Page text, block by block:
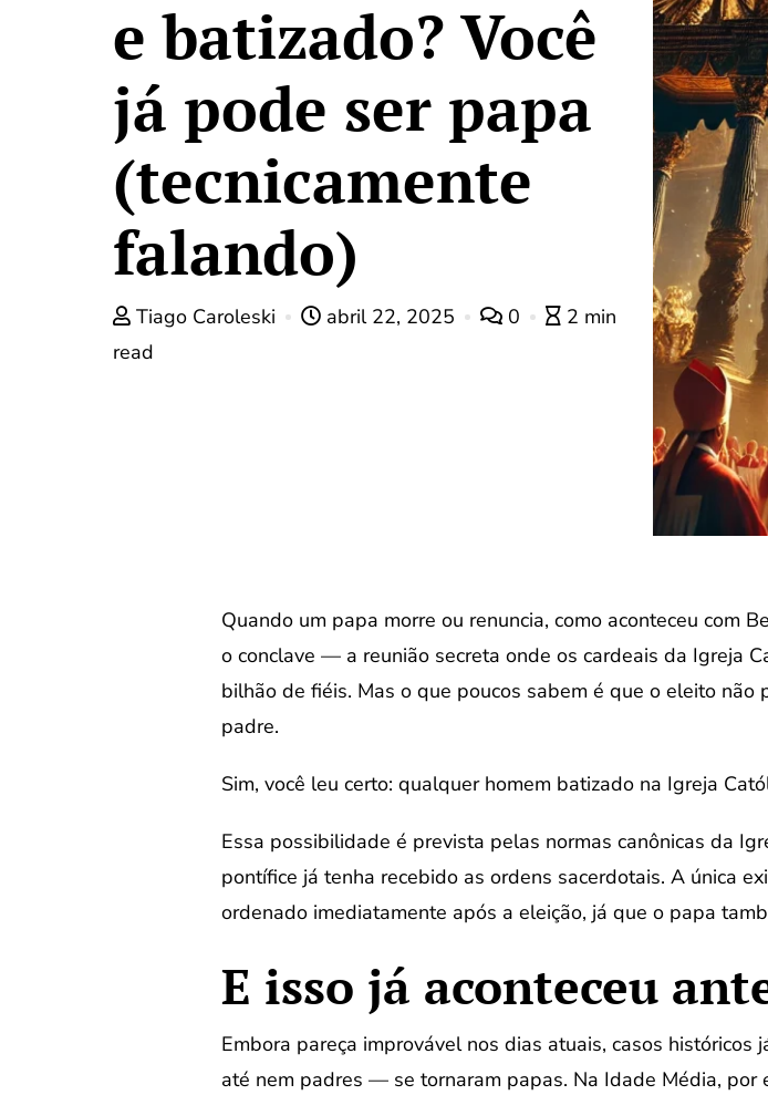
e batizado? Você
já pode ser papa
(tecnicamente
falando)
Tiago Caroleski abril 22, 2025 0
2 min
read
Quando um papa morre ou renuncia, como aconteceu com
o conclave — a reunião secreta onde os cardeais da Igreja
bilhão de fiéis. Mas o que poucos sabem é que o eleito não
padre.
Sim, você leu certo: qualquer homem batizado na Igreja
Essa possibilidade é prevista pelas normas canônicas da
pontífice já tenha recebido as ordens sacerdotais. A única
ordenado imediatamente após a eleição, já que o papa
E isso já aconteceu
Embora pareça improvável nos dias atuais, casos
até nem padres — se tornaram papas. Na Idade Média, por